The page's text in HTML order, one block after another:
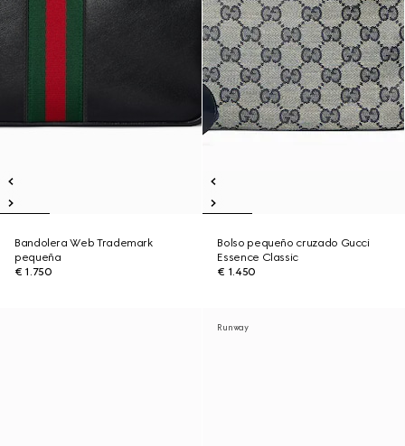
Bandolera Web Trademark
pequeña
€ 1.750
Bolso pequeño cruzado Gucci
Essence Classic
€ 1.450
Runway